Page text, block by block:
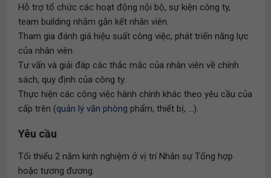
Hỗ trợ tổ chức các hoạt động nội bộ, sự kiện công ty,
team building nhằm gắn kết nhân viên.
Tham gia đánh giá hiệu suất công việc, phát triển năng lực
của nhân viên.
Tư vấn và giải đáp các thắc mắc của nhân viên về chính
sách, quy định của công ty.
Thực hiện các công việc hành chính khác theo yêu cầu của
cấp trên (quản lý văn phòng phẩm, thiết bị, ...).
Yêu cầu
Tối thiểu 2 năm kinh nghiệm ở vị trí Nhân sự Tổng hợp
hoặc tương đương.